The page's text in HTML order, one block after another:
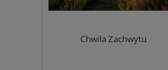
Chwila Zachwytu